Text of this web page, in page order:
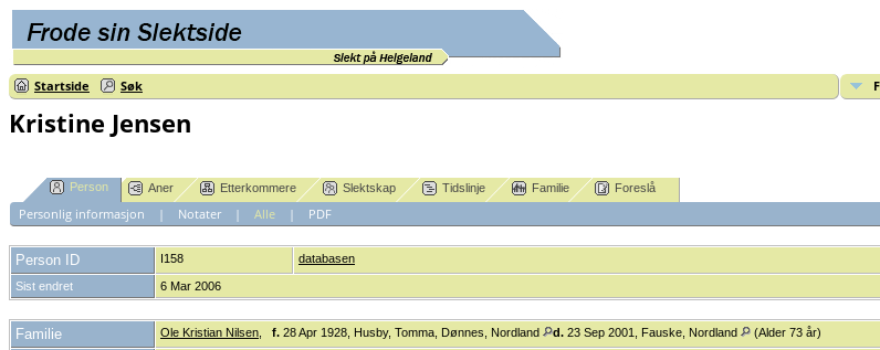
Startside Søk
Kristine Jensen
Person Aner Etterkommere Slektskap Tidslinje Familie Foreslå
Personlig informasjon | Notater| Alle| PDF
Person ID I158 databasen
Sist endret 6 Mar 2006
Familie Ole Kristian Nilsen f. 28 Apr 1928, Husby, Tomma, Dønnes, Nordland d. 23 Sep 2001, Fauske, Nordland (Alder 73 år)